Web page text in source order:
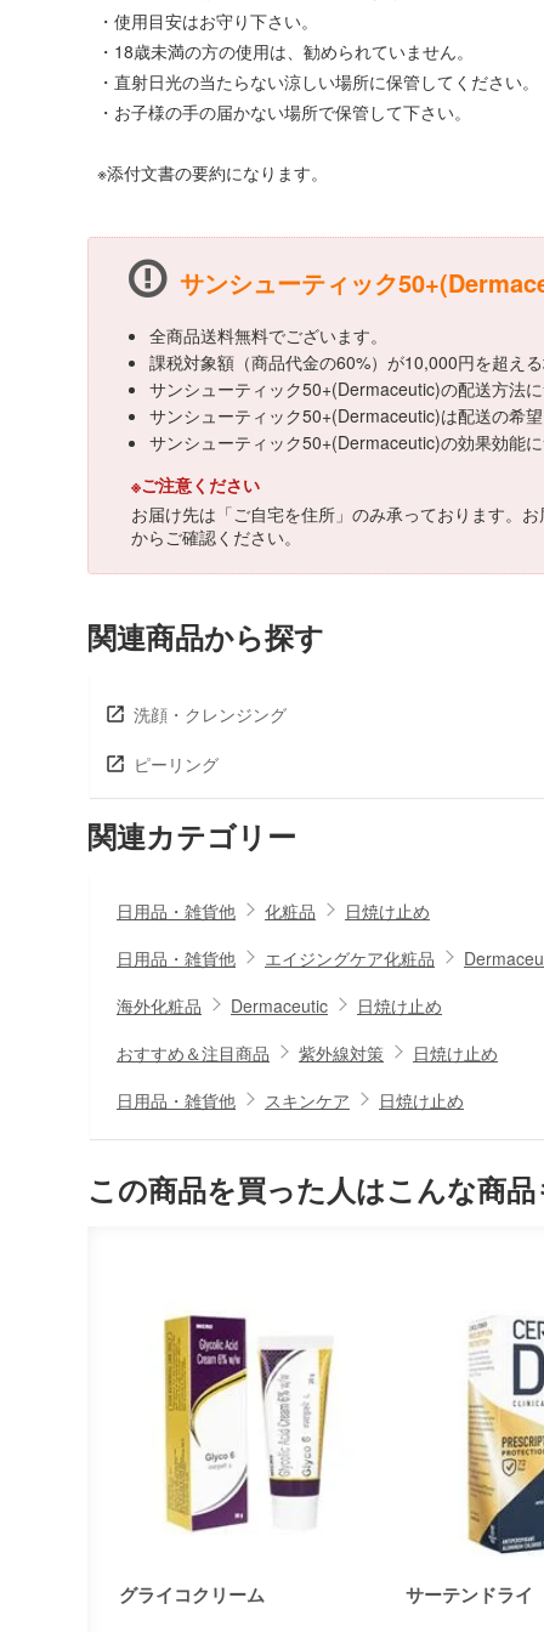
・使用目安はお守り下さい。
・18歳未満の方の使用は、勧められていません。
・直射日光の当たらない涼しい場所に保管してください。
・お子様の手の届かない場所で保管して下さい。
※添付文書の要約になります。
サンシューティック
全商品送料無料でございます。
課税対象額（商品代金の60%）が10,000円を超え
サンシューティック50+(Dermaceutic)の配送方法
サンシューティック50+(Dermaceutic)は配送の希
サンシューティック50+(Dermaceutic)の効果効能
※ご注意ください
お届け先は「ご自宅を住所」のみ承っております。
からご確認ください。
関連商品から探す
洗顔・クレンジング
ピーリング
関連カテゴリー
日用品・雑貨他 化粧品
日焼け止め
日用品・雑貨他
エイジングケア化粧品
海外化粧品
Dermaceutic
日焼け止め
おすすめ＆注目商品
紫外線対策
日焼け止め
日用品・雑貨他
スキンケア 日焼け止め
この商品を買った人はこんな商
グライコクリーム サーテンドライ